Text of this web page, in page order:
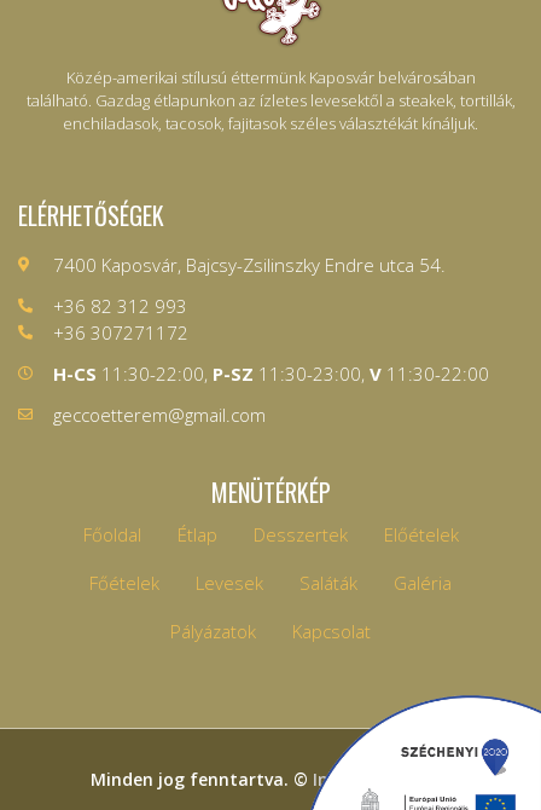
Közép-amerikai stílusú éttermünk Kaposvár belvárosában
található. Gazdag étlapunkon az ízletes levesektől a steakek, tortillák,
enchiladasok, tacosok, fajitasok széles választékát kínáljuk.
MENÜTÉRKÉP
Főoldal Étlap Desszertek
Előételek
Főételek
Levesek Saláták
Galéria
Pályázatok
Kapcsolat
ELÉRHETŐSÉGEK
7400 Kaposvár, Bajcsy-Zsilinszky Endre utca 54.
+36 82 312 993
+36 307271172
H-CS 11:30-22:00, P-SZ 11:30-23:00, V 11:30-22:00
geccoetterem@gmail.com
Minden jog fenntartva. © In4Net Kft.